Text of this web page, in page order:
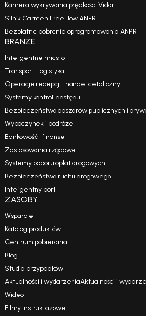
Kamera wykrywania prędkości Vidar
Silnik Carmen FreeFlow ANPR
Bezpłatne pobranie oprogramowania ANPR
BRANŻE
Inteligentne miasto
Transport i logistyka
Operacje recepcji i handel detaliczny
Systemy kontroli dostępu
Bezpieczeństwo obszarów publicznych i
Wypoczynek i podróże
Bankowość i finanse
Zastosowania rządowe
Systemy poboru opłat drogowych
Bezpieczeństwo ruchu drogowego
Inteligentny port
ZASOBY
Wsparcie
Katalog produktów
Centrum pobierania
Blog
Studia przypadków
Aktualności i wydarzeniaAktualności i
Wideo
Filmy instruktażowe